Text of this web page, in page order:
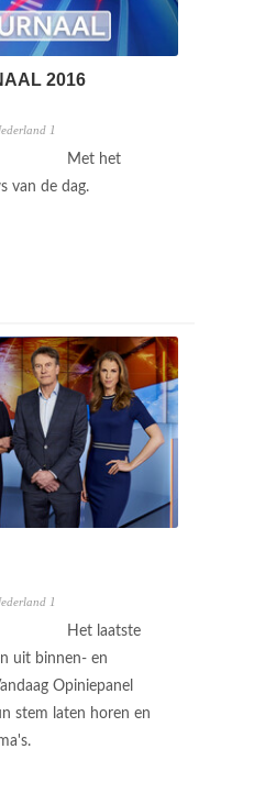
2016
1
Met het
van de dag.
1
Het laatste
uit binnen- en
Opiniepanel
stem laten horen en